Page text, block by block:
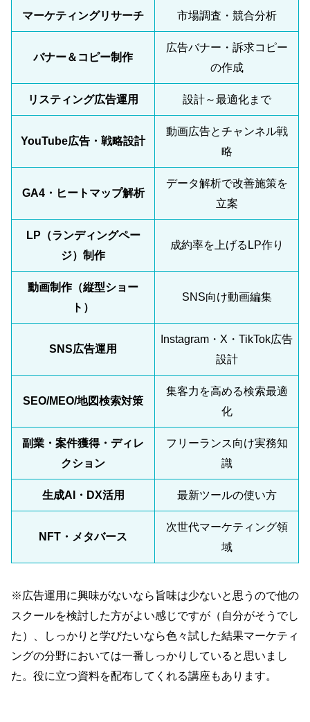
マーケティングリサーチ 市場調査・競合分析
バナー＆コピー制作
広告バナー・訴求コピー
の作成
リスティング広告運用 設計～最適化まで
YouTube広告・戦略設計
動画広告とチャンネル戦
略
GA4・ヒートマップ解析
データ解析で改善施策を
立案
LP（ランディングペー
ジ）制作
成約率を上げるLP作り
動画制作（縦型ショー
ト）
SNS向け動画編集
SNS広告運用
Instagram・X・TikTok広告
設計
SEO/MEO/地図検索対策
集客力を高める検索最適
化
副業・案件獲得・ディレ
クション
フリーランス向け実務知
識
生成AI・DX活用 最新ツールの使い方
NFT・メタバース
次世代マーケティング領
域
※広告運用に興味がないなら旨味は少ないと思うので他の
スクールを検討した方がよい感じですが（自分がそうでし
た）、しっかりと学びたいなら色々試した結果マーケティ
ングの分野においては一番しっかりしていると思いまし
た。役に立つ資料を配布してくれる講座もあります。